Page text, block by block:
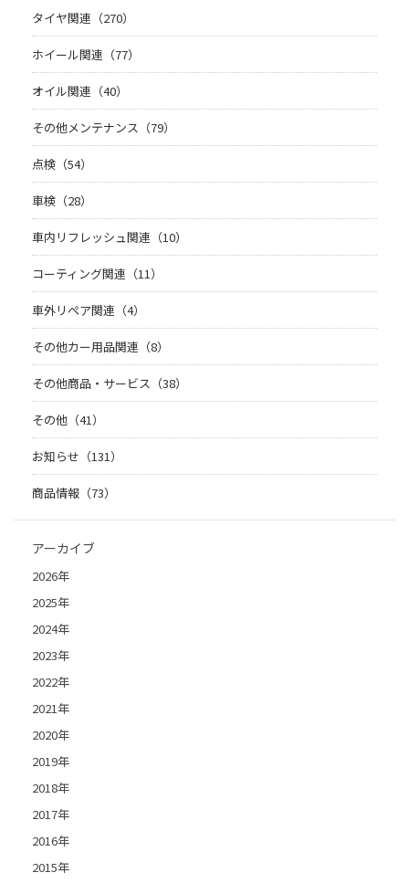
タイヤ関連（270）
ホイール関連（77）
オイル関連（40）
その他メンテナンス（79）
点検（54）
車検（28）
車内リフレッシュ関連（10）
コーティング関連（11）
車外リペア関連（4）
その他カー用品関連（8）
その他商品・サービス（38）
その他（41）
お知らせ（131）
商品情報（73）
アーカイブ
2026年
2025年
2024年
2023年
2022年
2021年
2020年
2019年
2018年
2017年
2016年
2015年